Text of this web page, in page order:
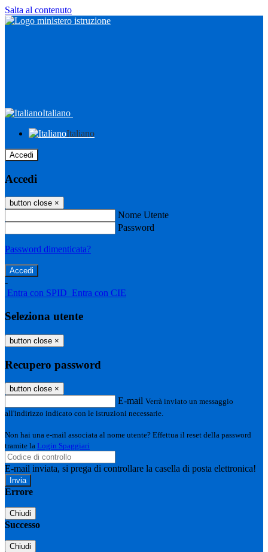
Salta al contenuto
Italiano
Italiano
Accedi
Accedi
button close ×
Nome Utente
Password
Password dimenticata?
-
Entra con SPID Entra con CIE
Seleziona utente
button close ×
Recupero password
button close ×
E-mail Verrà inviato un messaggio
all'indirizzo indicato con le istruzioni necessarie.
Non hai una e-mail associata al nome utente? Effettua il reset della password
tramite la Login Spaggiari
E-mail inviata, si prega di controllare la casella di posta elettronica!
Errore
Chiudi
Successo
Chiudi